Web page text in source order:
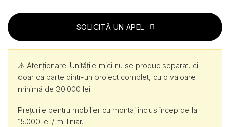
SOLICITĂ UN APEL
⚠️ Atenționare: Unitățile mici nu se produc separat, ci
doar ca parte dintr-un proiect complet, cu o valoare
minimă de 30.000 lei.
Prețurile pentru mobilier cu montaj inclus încep de la
15.000 lei / m. liniar.